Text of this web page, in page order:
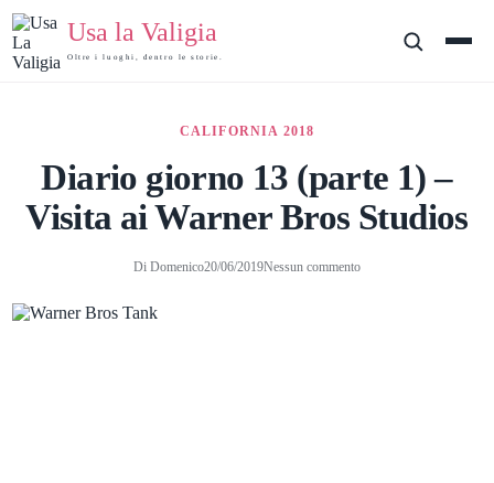
contenuto
Usa la Valigia
Oltre i luoghi, dentro le storie.
CALIFORNIA 2018
Diario giorno 13 (parte 1) –
Visita ai Warner Bros Studios
Di Domenico20/06/2019Nessun commento